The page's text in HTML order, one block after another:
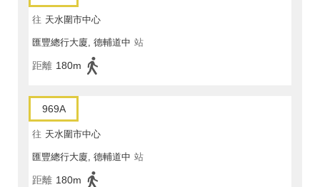
往 天水圍市中心
匯豐總行大廈, 德輔道中 站
距離 180m
969A
往 天水圍市中心
匯豐總行大廈, 德輔道中 站
距離 180m